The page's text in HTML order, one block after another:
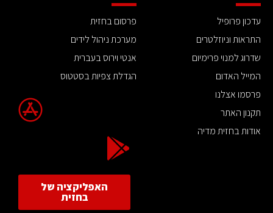
עדכון פרופיל
התראות וניוזלטרים
שדרוג למנוי פרימיום
המייל האדום
פרסמו אצלנו
תקנון האתר
אודות בחזית מדיה
פרסום בחזית
מערכת ניהול לידים
אנטי וירוס בעברית
הגדלת צפיות בסטטוס
האפליקציה של
בחזית